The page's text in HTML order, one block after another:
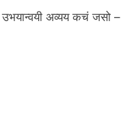
उभयान्वयी अव्यय कचं जसो –